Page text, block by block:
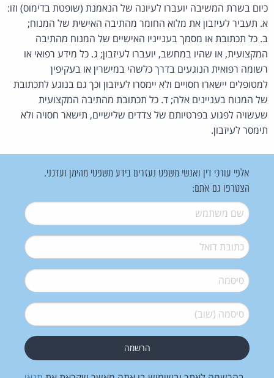
כיום בשרת המשיבה יועברו לעיונה של הנאמנת (שופטת בדימוס) וזו:
א. תעביר לעיזבון את מלוא החומר מהתיבה האישית של המנוח;
ב. כל תכתובת או מסמך בענייניו האישיים של המנוח מהתיבה
המקצועית, או שהיו במחשב, יועברו לעיזבון; ג. כל מידע רפואי או
רשומה רפואית הנוגעים בדרך כלשהי במישרין או בעקיפין
למטופלים יישארו חסויים ולא יימסרו לעיזבון וכך גם בנוגע לתכתובת
של המנוח בעניינים אלה; ד. כל תכתובת מהתיבה המקצועית
שעשויה לפגוע בפרטיותם של צדדים שלישיים, תישאר חסויה ולא
תימסר לעיזבון.
אלפי עורכי דין ואנשי משפט נעזרים בידע משפטי מהימן ועדכני.
הצטרפו גם אתם:
שם משתמש*
דואל*
סיסמה*
סיסמה (שוב)*